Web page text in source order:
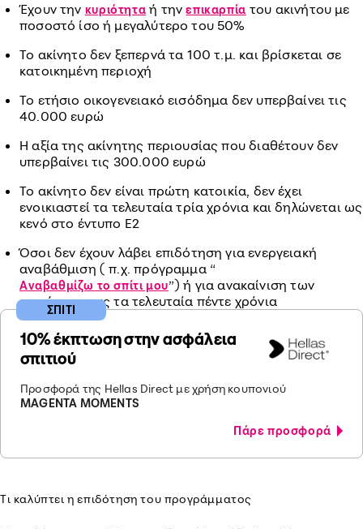
Έχουν την κυριότητα ή τηνεπικαρπία του ακινήτου με
ποσοστό ίσο ή μεγαλύτερο του 50%
Το ακίνητο δεν ξεπερνά τα 100 τ.μ. και βρίσκεται σε
κατοικημένη περιοχή
Το ετήσιο οικογενειακό εισόδημα δεν υπερβαίνει τις
40.000 ευρώ
Η αξία της ακίνητης περιουσίας που διαθέτουν δεν
υπερβαίνει τις 300.000 ευρώ
Το ακίνητο δεν είναι πρώτη κατοικία, δεν έχει
ενοικιαστεί τα τελευταία τρία χρόνια και δηλώνεται ως
κενό στο έντυπο Ε2
Όσοι δεν έχουν λάβει επιδότηση για ενεργειακή
αναβάθμιση ( π.χ. πρόγραμμα “
Αναβαθμίζω το σπίτι μου”) ή για ανακαίνιση των
ακινήτων τους τα τελευταία πέντε χρόνια
10% έκπτωση στην ασφάλεια
σπιτιού
Προσφορά της Hellas Direct με χρήση κουπονιού
MAGENTA MOMENTS
Πάρε προσφορά
ΣΠΙΤΙ
Τι καλύπτει η επιδότηση του προγράμματος